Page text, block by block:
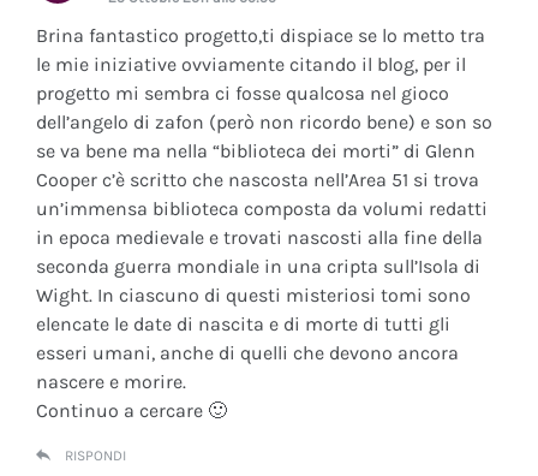
Brina fantastico progetto,ti dispiace se lo metto tra
le mie iniziative ovviamente citando il blog, per il
progetto mi sembra ci fosse qualcosa nel gioco
dell’angelo di zafon (però non ricordo bene) e son so
se va bene ma nella “biblioteca dei morti” di Glenn
Cooper c’è scritto che nascosta nell’Area 51 si trova
un’immensa biblioteca composta da volumi redatti
in epoca medievale e trovati nascosti alla fine della
seconda guerra mondiale in una cripta sull’Isola di
Wight. In ciascuno di questi misteriosi tomi sono
elencate le date di nascita e di morte di tutti gli
esseri umani, anche di quelli che devono ancora
nascere e morire.
Continuo a cercare 🙂
RISPONDI